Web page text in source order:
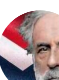
de letra